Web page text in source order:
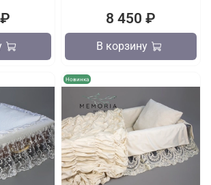
8 450 ₽
В корзину
Новинка